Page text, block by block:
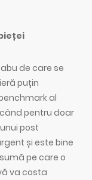
de care se
puțin
al
pentru doar
post
și este bine
pe care o
va costa